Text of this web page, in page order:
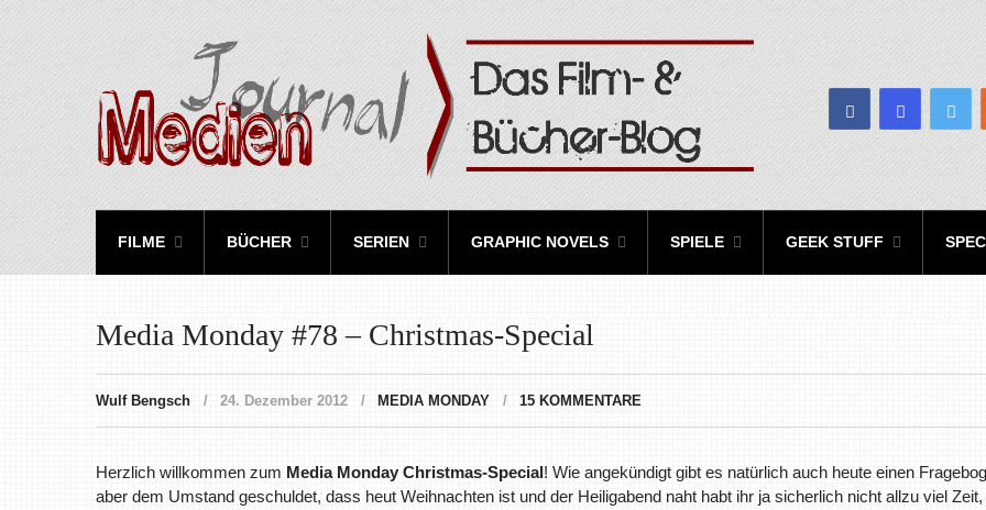
FILME BÜCHER SERIEN GRAPHIC NOVELS SPIELE GEEK STUFF
Media Monday #78 – Christmas-Special
Wulf Bengsch 24. Dezember 2012 MEDIA MONDAY 15 KOMMENTARE
Herzlich willkommen zum Media Monday Christmas-Special! Wie angekündigt gibt es natürlich auch heute einen
aber dem Umstand geschuldet, dass heut Weihnachten ist und der Heiligabend naht habt ihr ja sicherlich nicht allzu viel Zeit,